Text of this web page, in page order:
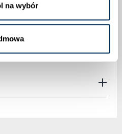
na wybór
zasad
każdym użyciem
w
dotyczące produktu.